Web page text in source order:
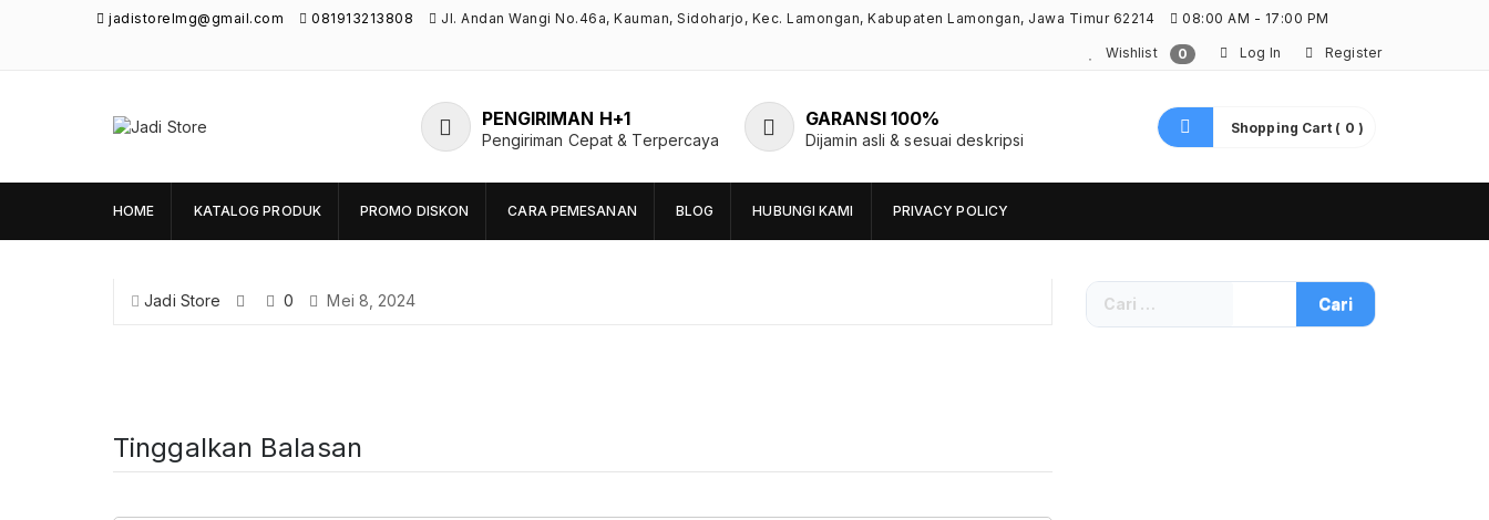
jadistorelmg@gmail.com 081913213808 Jl. Andan Wangi No.46a, Kauman, Sidoharjo, Kec. Lamongan, Kabupaten Lamongan, Jawa Timur 62214 08:00 AM - 17:00 PM
Wishlist 0 Log In Register
Unik di Lamongan
PENGIRIMAN H+1
Pengiriman Cepat & Terpercaya
GARANSI 100%
Dijamin asli & sesuai deskripsi
Shopping Cart ( 0 )
HOME KATALOG PRODUK PROMO DISKON CARA PEMESANAN BLOG HUBUNGI KAMI PRIVACY POLICY
Jadi Store 0 Mei 8, 2024
Tinggalkan Balasan
Cari
untuk: